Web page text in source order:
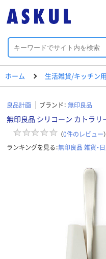
ホーム 生活雑貨/キッチン
良品計画 ブランド： 無印良品
無印良品 シリコーン カトラリ
（0件のレビュー）
ランキングを見る：無印良品 雑貨・